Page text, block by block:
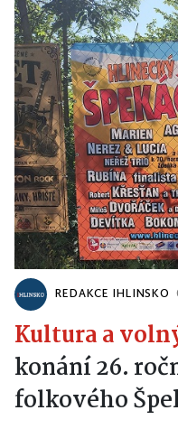
REDAKCE IHLINSKO
Kultura a
konání 26.
folkového